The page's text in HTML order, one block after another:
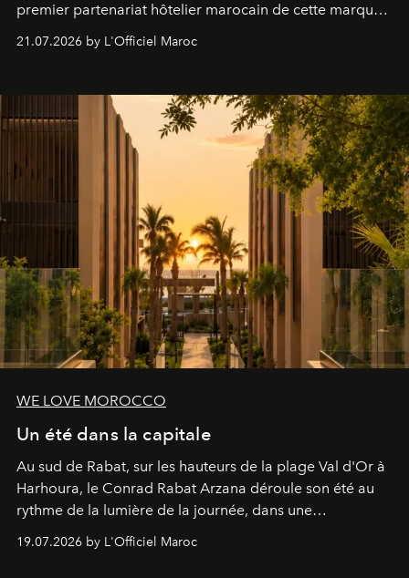
premier partenariat hôtelier marocain de cette marque
britannique, née dans un cabinet de chirurgie plastique
londonien et construite depuis autour d'un actif breveté,
21.07.2026 by L'Officiel Maroc
WE LOVE MOROCCO
Un été dans la capitale
Au sud de Rabat, sur les hauteurs de la plage Val d'Or à
Harhoura, le Conrad Rabat Arzana déroule son été au
rythme de la lumière de la journée, dans une
programmation pensée comme une succession de
rendez-vous avec l’océan.
19.07.2026 by L'Officiel Maroc